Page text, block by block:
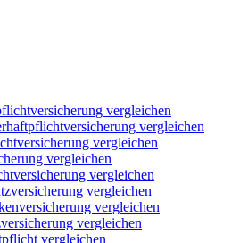
vergleichen
vergleichen
vergleichen
vergleichen
vergleichen
vergleichen
vergleichen
vergleichen
vergleichen